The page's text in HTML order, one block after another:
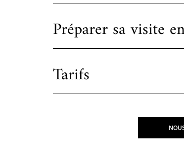
Préparer sa visite
Tarifs